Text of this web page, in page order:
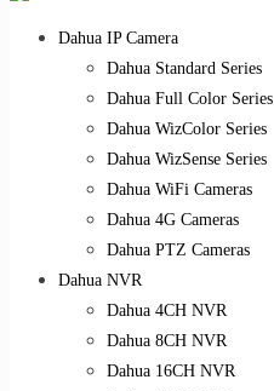
Dahua IP Camera
Dahua Standard Series
Dahua Full Color Series
Dahua WizColor Series
Dahua WizSense Series
Dahua WiFi Cameras
Dahua 4G Cameras
Dahua PTZ Cameras
Dahua NVR
Dahua 4CH NVR
Dahua 8CH NVR
Dahua 16CH NVR